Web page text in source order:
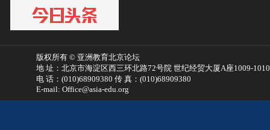
版权所有 © 亚洲教育北京论坛
地 址：北京市海淀区西三环北路72号院 世纪经贸大厦A座1009-
电 话：(010)68909380 传 真：(010)68909380
E-mail: Office@asia-edu.org